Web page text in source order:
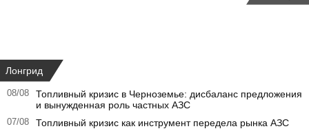
Лонгрид
08/08
Топливный кризис в Черноземье: дисбаланс предложения
и вынужденная роль частных АЗС
07/08 Топливный кризис как инструмент передела рынка АЗС